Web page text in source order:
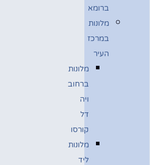
ברומא
מלונות
במרכז
העיר
מלונות
ברחוב
ויה
דל
קורסו
מלונות
ליד